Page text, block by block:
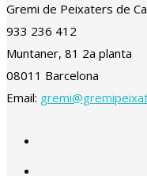
Gremi de Peixaters de
933 236 412
Muntaner, 81 2a planta
08011 Barcelona
Email: